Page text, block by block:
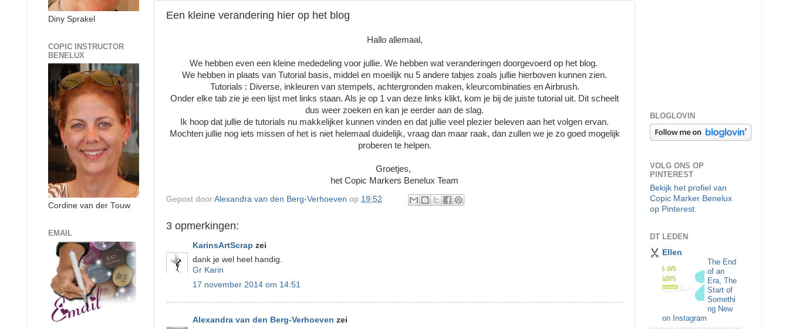
Een kleine verandering hier op het blog
Hallo allemaal,
We hebben even een kleine mededeling voor jullie. We hebben wat veranderingen doorgevoerd op het blog.
We hebben in plaats van Tutorial basis, middel en moeilijk nu 5 andere tabjes zoals jullie hierboven kunnen zien.
Tutorials : Diverse, inkleuren van stempels, achtergronden maken, kleurcombinaties en Airbrush.
Onder elke tab zie je een lijst met links staan. Als je op 1 van deze links klikt, kom je bij de juiste tutorial uit. Dit scheelt
dus weer zoeken en kan je eerder aan de slag.
Ik hoop dat jullie de tutorials nu makkelijker kunnen vinden en dat jullie veel plezier beleven aan het volgen ervan.
Mochten jullie nog iets missen of het is niet helemaal duidelijk, vraag dan maar raak, dan zullen we je zo goed mogelijk
proberen te helpen.
Groetjes,
het Copic Markers Benelux Team
Gepost door Alexandra van den Berg-Verhoeven op 19:52
3 opmerkingen:
KarinsArtScrap zei
dank je wel heel handig.
Gr Karin
17 november 2014 om 14:51
Alexandra van den Berg-Verhoeven zei
Diny Sprakel
COPIC INSTRUCTOR
BENELUX
Cordine van der Touw
EMAIL
BLOGLOVIN
VOLG ONS OP
PINTEREST
Bekijk het profiel van
Copic Marker Benelux
op Pinterest.
DT LEDEN
Ellen
The End
of an
Era, The
Start of
Somethi
ng New
on Instagram